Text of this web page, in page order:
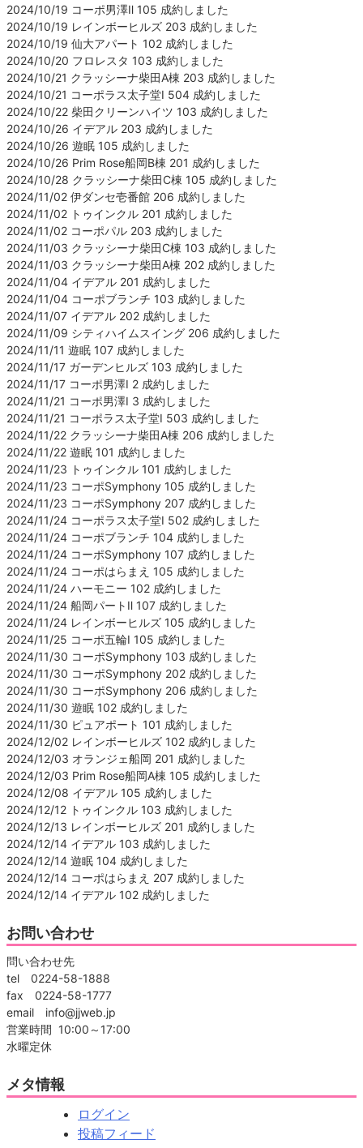
2024/10/19 コーポ男澤Ⅱ 105 成約しました
2024/10/19 レインボーヒルズ 203 成約しました
2024/10/19 仙大アパート 102 成約しました
2024/10/20 フロレスタ 103 成約しました
2024/10/21 クラッシーナ柴田A棟 203 成約しました
2024/10/21 コーポラス太子堂Ⅰ 504 成約しました
2024/10/22 柴田クリーンハイツ 103 成約しました
2024/10/26 イデアル 203 成約しました
2024/10/26 遊眠 105 成約しました
2024/10/26 Prim Rose船岡B棟 201 成約しました
2024/10/28 クラッシーナ柴田C棟 105 成約しました
2024/11/02 伊ダンセ壱番館 206 成約しました
2024/11/02 トゥインクル 201 成約しました
2024/11/02 コーポパル 203 成約しました
2024/11/03 クラッシーナ柴田C棟 103 成約しました
2024/11/03 クラッシーナ柴田A棟 202 成約しました
2024/11/04 イデアル 201 成約しました
2024/11/04 コーポブランチ 103 成約しました
2024/11/07 イデアル 202 成約しました
2024/11/09 シティハイムスイング 206 成約しました
2024/11/11 遊眠 107 成約しました
2024/11/17 ガーデンヒルズ 103 成約しました
2024/11/17 コーポ男澤Ⅰ 2 成約しました
2024/11/21 コーポ男澤Ⅰ 3 成約しました
2024/11/21 コーポラス太子堂Ⅰ 503 成約しました
2024/11/22 クラッシーナ柴田A棟 206 成約しました
2024/11/22 遊眠 101 成約しました
2024/11/23 トゥインクル 101 成約しました
2024/11/23 コーポSymphony 105 成約しました
2024/11/23 コーポSymphony 207 成約しました
2024/11/24 コーポラス太子堂Ⅰ 502 成約しました
2024/11/24 コーポブランチ 104 成約しました
2024/11/24 コーポSymphony 107 成約しました
2024/11/24 コーポはらまえ 105 成約しました
2024/11/24 ハーモニー 102 成約しました
2024/11/24 船岡パートⅡ 107 成約しました
2024/11/24 レインボーヒルズ 105 成約しました
2024/11/25 コーポ五輪Ⅰ 105 成約しました
2024/11/30 コーポSymphony 103 成約しました
2024/11/30 コーポSymphony 202 成約しました
2024/11/30 コーポSymphony 206 成約しました
2024/11/30 遊眠 102 成約しました
2024/11/30 ピュアポート 101 成約しました
2024/12/02 レインボーヒルズ 102 成約しました
2024/12/03 オランジェ船岡 201 成約しました
2024/12/03 Prim Rose船岡A棟 105 成約しました
2024/12/08 イデアル 105 成約しました
2024/12/12 トゥインクル 103 成約しました
2024/12/13 レインボーヒルズ 201 成約しました
2024/12/14 イデアル 103 成約しました
2024/12/14 遊眠 104 成約しました
2024/12/14 コーポはらまえ 207 成約しました
2024/12/14 イデアル 102 成約しました
お問い合わせ
問い合わせ先
tel 0224-58-1888
fax 0224-58-1777
email info@jjweb.jp
営業時間 10:00～17:00
水曜定休
メタ情報
ログイン
投稿フィード